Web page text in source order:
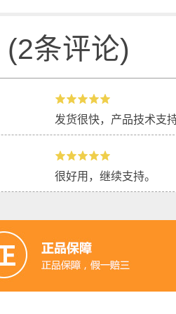
(2条评论)
发货很快，产品技术支
很好用，继续支持。